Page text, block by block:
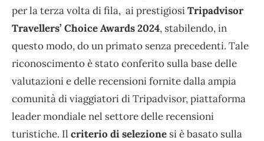
per la terza volta di fila, ai prestigiosiTripadvisor
Travellers’ Choice Awards 2024, stabilendo, in
questo modo, do un primato senza precedenti. Tale
riconoscimento è stato conferito sulla base delle
valutazioni e delle recensioni fornite dalla ampia
comunità di viaggiatori di Tripadvisor, piattaforma
leader mondiale nel settore delle recensioni
turistiche. Il criterio di selezione si è basato sulla